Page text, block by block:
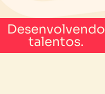
Desenvolvendo
talentos.